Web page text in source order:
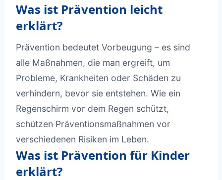
Was ist Prävention leicht
erklärt?
Prävention bedeutet Vorbeugung – es sind
alle Maßnahmen, die man ergreift, um
Probleme, Krankheiten oder Schäden zu
verhindern, bevor sie entstehen. Wie ein
Regenschirm vor dem Regen schützt,
schützen Präventionsmaßnahmen vor
verschiedenen Risiken im Leben.
Was ist Prävention für Kinder
erklärt?